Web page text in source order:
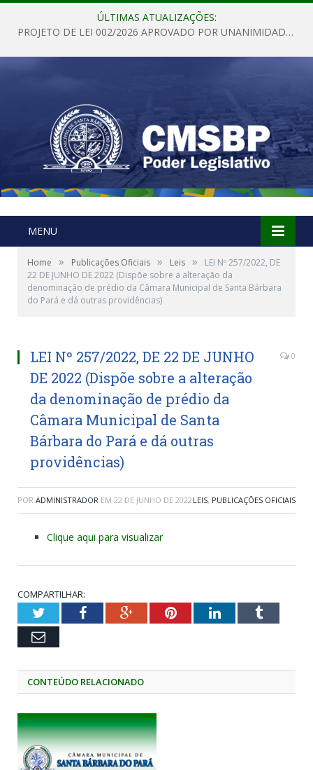
ÚLTIMAS ATUALIZAÇÕES:
PROJETO DE LEI 002/2026 APROVADO POR UNANIMIDADE EM SESSÃO ORDINÁRIA NESTA QUINTA – FEIRA 28 DE MAIO DE 2026
MENU
Home » Publicações Oficiais » Leis »
LEI Nº 257/2022, DE
22 DE JUNHO DE 2022 (Dispõe sobre a alteração da
denominação de prédio da Câmara Municipal de Santa Bárbara
do Pará e dá outras providências)
LEI Nº 257/2022, DE 22 DE JUNHO
DE 2022 (Dispõe sobre a alteração
da denominação de prédio da
Câmara Municipal de Santa
Bárbara do Pará e dá outras
providências)
0
POR ADMINISTRADOR EM 22 DE JUNHO DE 2022 LEIS, PUBLICAÇÕES OFICIAIS
Clique aqui para visualizar
COMPARTILHAR:
TwitterFacebookGoogle+PinterestLinkedInTumblr
Email
CONTEÚDO RELACIONADO